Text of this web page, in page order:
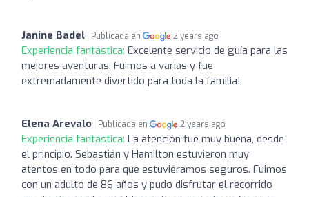
Janine Badel Publicada en 2 years ago
Experiencia fantástica: Excelente servicio de guía para las
mejores aventuras. Fuimos a varias y fue
extremadamente divertido para toda la familia!
Elena Arevalo Publicada en 2 years ago
Experiencia fantástica: La atención fue muy buena, desde
el principio. Sebastián y Hamilton estuvieron muy
atentos en todo para que estuviéramos seguros. Fuimos
con un adulto de 86 años y pudo disfrutar el recorrido